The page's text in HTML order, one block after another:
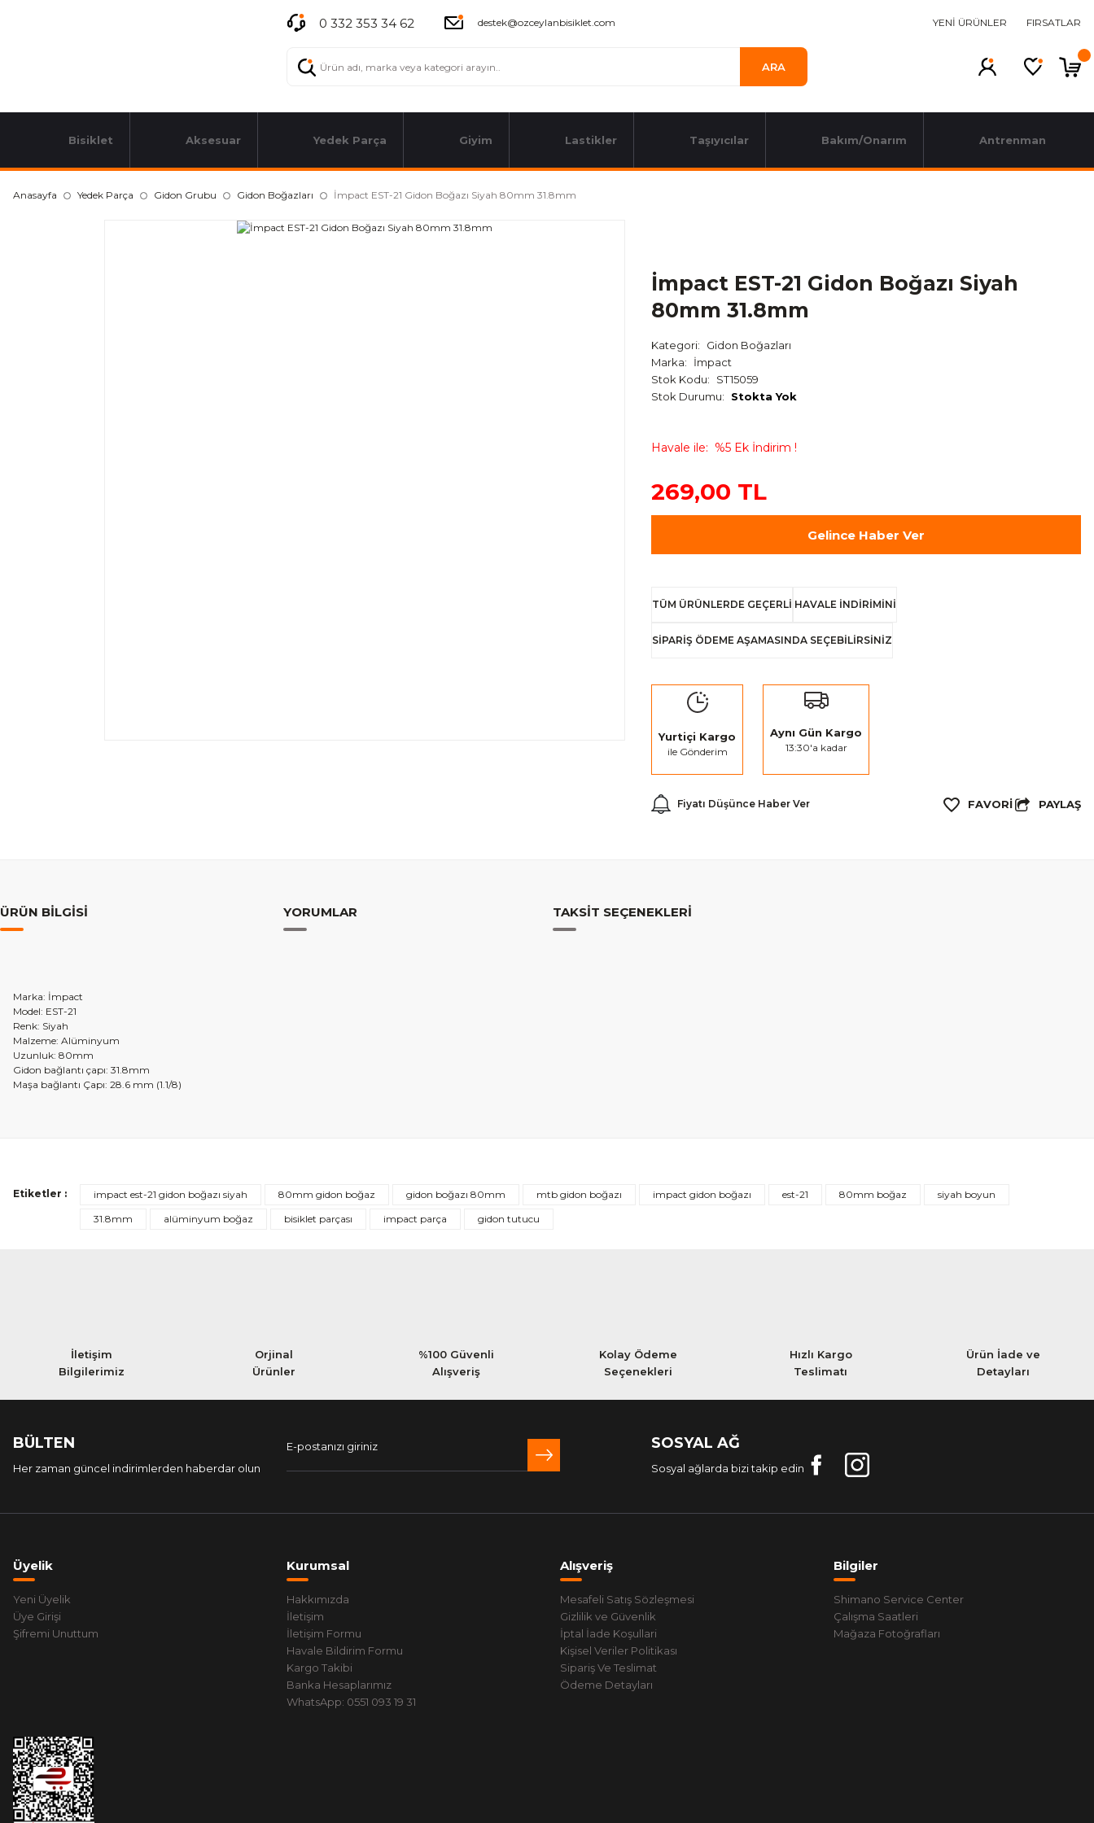
0 332 353 34 62 destek@ozceylanbisiklet.com YENİ ÜRÜNLER FIRSATLAR
ARA
Bisiklet Aksesuar Yedek Parça Giyim Lastikler Taşıyıcılar Bakım/Onarım Antrenman
Anasayfa Yedek Parça Gidon Grubu Gidon Boğazları İmpact EST-21 Gidon Boğazı Siyah 80mm 31.8mm
İmpact EST-21 Gidon Boğazı Siyah
80mm 31.8mm
Kategori
Gidon Boğazları
Marka
İmpact
Stok Kodu
ST15059
Stok Durumu
Stokta Yok
Havale ile %5 Ek İndirim !
269,00 TL
Gelince Haber Ver
TÜM ÜRÜNLERDE GEÇERLİ HAVALE İNDİRİMİNİ
SİPARİŞ ÖDEME AŞAMASINDA SEÇEBİLİRSİNİZ
Yurtiçi Kargo
ile Gönderim
Aynı Gün Kargo
13:30'a kadar
Fiyatı Düşünce Haber Ver PAYLAŞ
ÜRÜN BILGISI YORUMLAR TAKSIT SEÇENEKLERI
Marka: İmpact
Model: EST-21
Renk: Siyah
Malzeme: Alüminyum
Uzunluk: 80mm
Gidon bağlantı çapı: 31.8mm
Maşa bağlantı Çapı: 28.6 mm (1.1/8)
Yorum Yaz
Etiketler : impact est-21 gidon boğazı siyah 80mm gidon boğaz gidon boğazı 80mm mtb gidon boğazı impact gidon boğazı est-21 80mm boğaz
siyah boyun
31.8mm
alüminyum boğaz bisiklet parçası impact parça gidon tutucu
İletişim
Bilgilerimiz
Orjinal
Ürünler
%100 Güvenli
Alışveriş
Kolay Ödeme
Seçenekleri
Hızlı Kargo
Teslimatı
Ürün İade ve
Detayları
BÜLTEN
Her zaman güncel indirimlerden haberdar olun
SOSYAL AĞ
Sosyal ağlarda bizi takip edin
Üyelik
Yeni Üyelik
Üye Girişi
Şifremi Unuttum
Kurumsal
Hakkımızda
İletişim
İletişim Formu
Havale Bildirim Formu
Kargo Takibi
Banka Hesaplarımız
WhatsApp: 0551 093 19 31
Alışveriş
Mesafeli Satış Sözleşmesi
Gizlilik ve Güvenlik
İptal İade Koşullari
Kişisel Veriler Politikası
Sipariş Ve Teslimat
Ödeme Detayları
Bilgiler
Shimano Service Center
Çalışma Saatleri
Mağaza Fotoğrafları